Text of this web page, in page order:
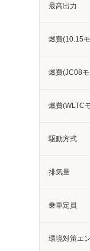
最高出力
燃費(10.15
燃費(JC08
燃費(WLTC
駆動方式
排気量
乗車定員
環境対策エ